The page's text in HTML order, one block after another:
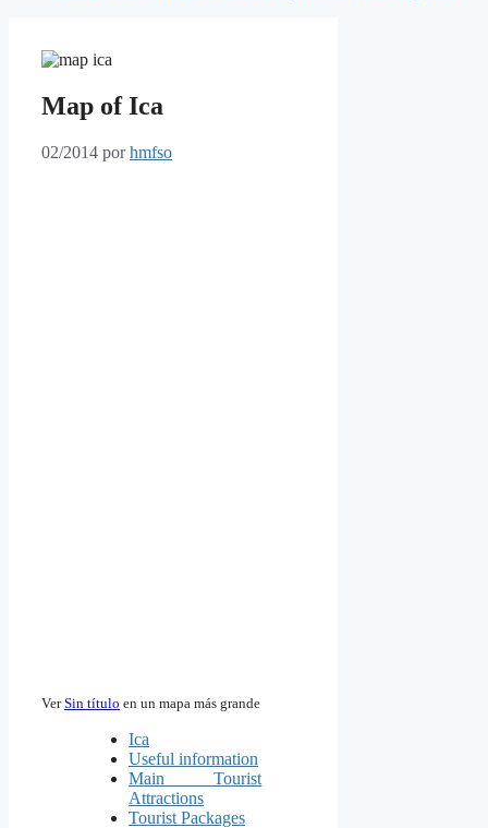
Map of Ica
02/2014 porhmfso
VerSin título en un mapa más grande
Ica
Useful information
Main Tourist
Attractions
Tourist Packages